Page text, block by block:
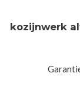
kozijnwerk